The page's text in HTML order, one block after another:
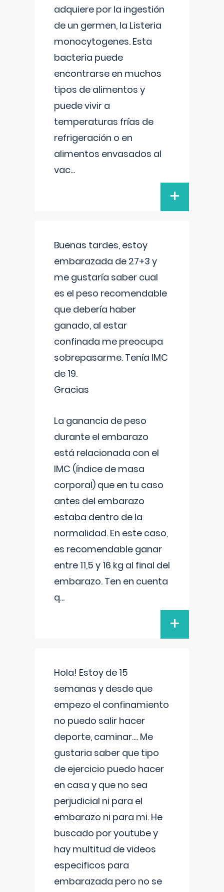
adquiere por la ingestión
de un germen, la Listeria
monocytogenes. Esta
bacteria puede
encontrarse en muchos
tipos de alimentos y
puede vivir a
temperaturas frías de
refrigeración o en
alimentos envasados al
vac...
+
Buenas tardes, estoy
embarazada de 27+3 y
me gustaría saber cual
es el peso recomendable
que debería haber
ganado, al estar
confinada me preocupa
sobrepasarme. Tenía IMC
de 19.
Gracias
La ganancia de peso
durante el embarazo
está relacionada con el
IMC (índice de masa
corporal) que en tu caso
antes del embarazo
estaba dentro de la
normalidad. En este caso,
es recomendable ganar
entre 11,5 y 16 kg al final del
embarazo. Ten en cuenta
q...
+
Hola! Estoy de 15
semanas y desde que
empezo el confinamiento
no puedo salir hacer
deporte, caminar.... Me
gustaria saber que tipo
de ejercicio puedo hacer
en casa y que no sea
perjudicial ni para el
embarazo ni para mi. He
buscado por youtube y
hay multitud de videos
especificos para
embarazada pero no se